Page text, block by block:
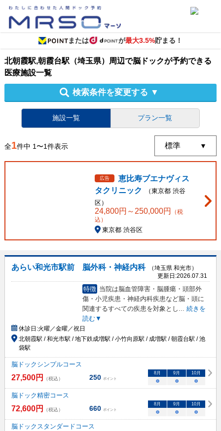
または が最大3.5%貯まる！
北朝霞駅,朝霞台駅（埼玉県）周辺で脳ドックが予約できる
医療施設一覧
検索条件を変更する ▼
施設一覧 プラン一覧
全1件中 1〜1件表示
広告
恵比寿ブエナヴィス
タクリニック
（東京都 渋谷
区）
24,800円～250,000円
（税
込）
東京都 渋谷区
あらい和光市駅前 脳外科・神経内科
（埼玉県 和光市）
更新日:2026.07.31
特徴 当院は脳血管障害・脳腫瘍・頭部外
傷・小児疾患・神経内科疾患など脳・頭に
関連するすべての疾患を対象とし ... 続きを
読む▼
休診日:火曜／金曜／祝日
北朝霞駅 / 和光市駅 / 地下鉄成増駅 / 小竹向原駅 / 成増駅 / 朝霞台駅 / 池
袋駅
脳ドックシンプルコース
27,500円 （税込） 250 ポイント
8月 9月 10月
○ ○ ○
脳ドック精密コース
72,600円 （税込） 660 ポイント
8月 9月 10月
○ ○ ○
脳ドックスタンダードコース